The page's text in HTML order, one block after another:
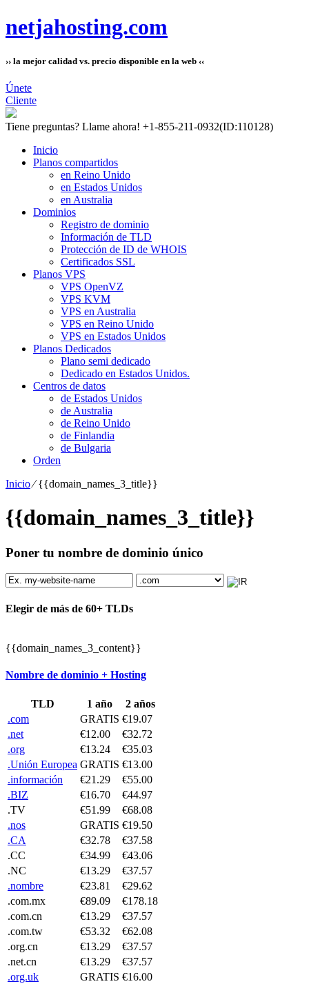
netjahosting.com
›› la mejor calidad vs. precio disponible en la web ‹‹
Únete
Cliente
Tiene preguntas? Llame ahora! +1-855-211-0932(ID:110128)
Inicio
Planos compartidos
en Reino Unido
en Estados Unidos
en Australia
Dominios
Registro de dominio
Información de TLD
Protección de ID de WHOIS
Certificados SSL
Planos VPS
VPS OpenVZ
VPS KVM
VPS en Australia
VPS en Reino Unido
VPS en Estados Unidos
Planos Dedicados
Plano semi dedicado
Dedicado en Estados Unidos.
Centros de datos
de Estados Unidos
de Australia
de Reino Unido
de Finlandia
de Bulgaria
Orden
Inicio⁄{{domain_names_3_title}}
{{domain_names_3_title}}
Poner tu nombre de dominio único
Elegir de más de 60+ TLDs
{{domain_names_3_content}}
Nombre de dominio + Hosting
TLD 1 año
2 años
.com
GRATIS €19.07
.net
€12.00
€32.72
.org
€13.24
€35.03
.Unión Europea GRATIS €13.00
.información
€21.29
€55.00
.BIZ
€16.70
€44.97
.TV
€51.99
€68.08
.nos
GRATIS €19.50
.CA
€32.78
€37.58
.CC
€34.99
€43.06
.NC
€13.29
€37.57
.nombre
€23.81
€29.62
.com.mx
€89.09
€178.18
.com.cn
€13.29
€37.57
.com.tw
€53.32
€62.08
.org.cn
€13.29
€37.57
.net.cn
€13.29
€37.57
.org.uk
GRATIS €16.00